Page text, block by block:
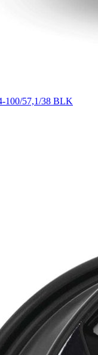
100/57,1/38 BLK